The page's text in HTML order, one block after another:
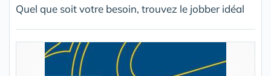
Quel que soit votre besoin, trouvez le jobber idéal